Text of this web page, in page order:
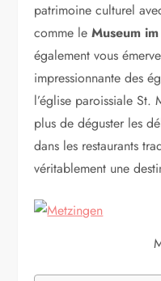
patrimoine culturel
comme leMuseum
également vous
impressionnante des
l’église paroissiale
plus de déguster les
dans les restaurants
véritablement une